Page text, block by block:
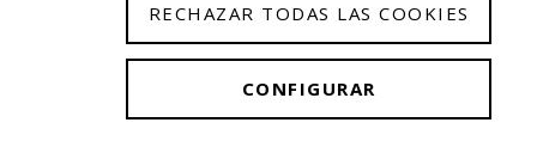
© 2026 Isabel Olleta. Todos los derechos reservados.
RECHAZAR TODAS LAS COOKIES
CONFIGURAR